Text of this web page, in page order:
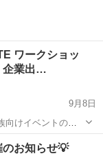
ワークショッ
企業出…
9月8日
けイベントの出
ご家族で楽しめる
南
お知らせ💡